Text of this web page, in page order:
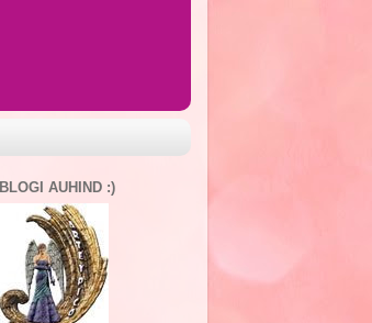
BLOGI AUHIND :)